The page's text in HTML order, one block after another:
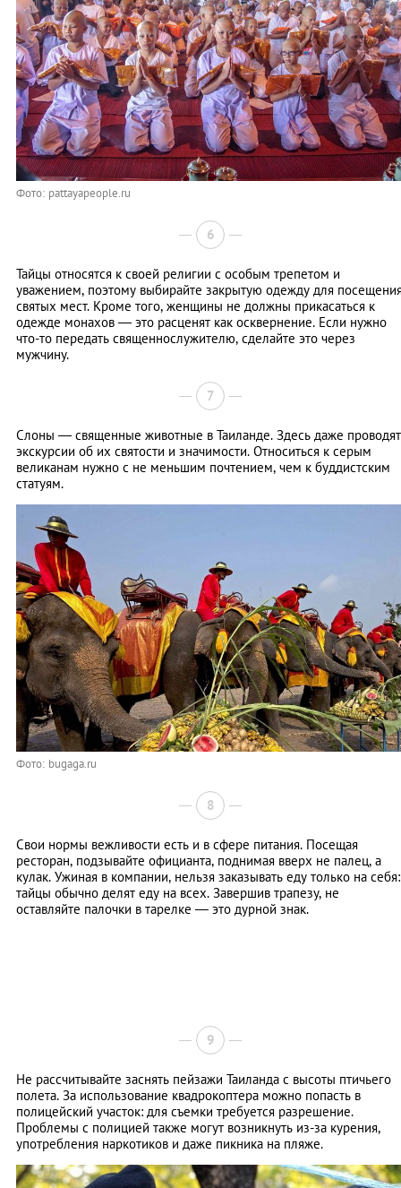
Фото: pattayapeople.ru
6
Тайцы относятся к своей религии с особым трепетом и
уважением, поэтому выбирайте закрытую одежду для
святых мест. Кроме того, женщины не должны прикасаться к
одежде монахов — это расценят как осквернение. Если нужно
что-то передать священнослужителю, сделайте это через
мужчину.
7
Слоны — священные животные в Таиланде. Здесь даже проводят
экскурсии об их святости и значимости. Относиться к серым
великанам нужно с не меньшим почтением, чем к буддистским
статуям.
Фото: bugaga.ru
8
Свои нормы вежливости есть и в сфере питания. Посещая
ресторан, подзывайте официанта, поднимая вверх не палец, а
кулак. Ужиная в компании, нельзя заказывать еду только на себя:
тайцы обычно делят еду на всех. Завершив трапезу, не
оставляйте палочки в тарелке — это дурной знак.
9
Не рассчитывайте заснять пейзажи Таиланда с высоты птичьего
полета. За использование квадрокоптера можно попасть в
полицейский участок: для съемки требуется разрешение.
Проблемы с полицией также могут возникнуть из-за курения,
употребления наркотиков и даже пикника на пляже.